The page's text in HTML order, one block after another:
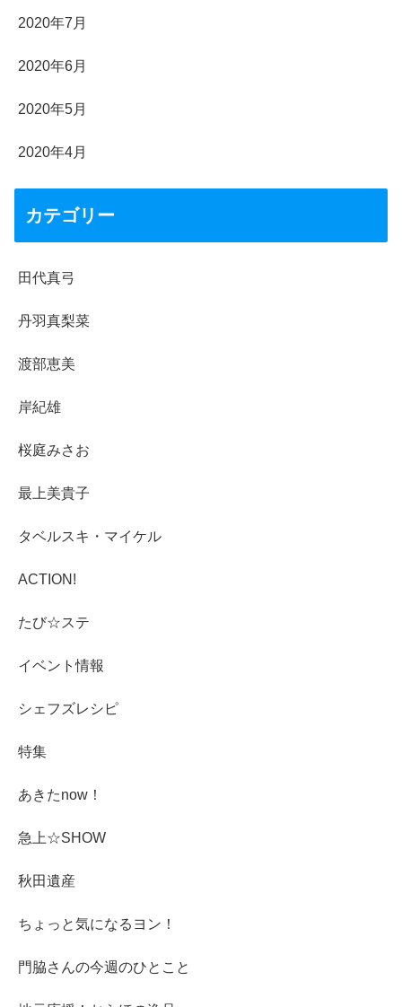
2020年7月
2020年6月
2020年5月
2020年4月
カテゴリー
田代真弓
丹羽真梨菜
渡部恵美
岸紀雄
桜庭みさお
最上美貴子
タベルスキ・マイケル
ACTION!
たび☆ステ
イベント情報
シェフズレシピ
特集
あきたnow！
急上☆SHOW
秋田遺産
ちょっと気になるヨン！
門脇さんの今週のひとこと